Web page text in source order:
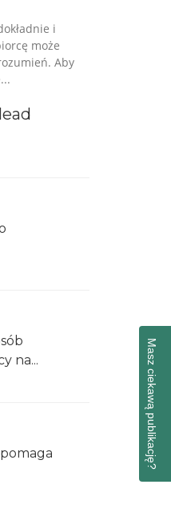
i
może
Aby
na...
Masz ciekawą publikację?